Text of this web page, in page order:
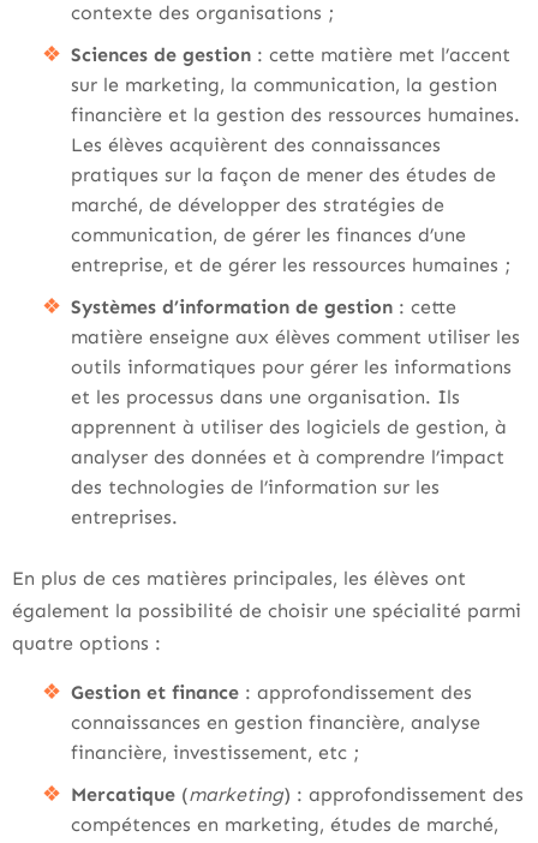
contexte des organisations ;
Sciences de gestion : cette matière met l’accent
sur le marketing, la communication, la gestion
financière et la gestion des ressources humaines.
Les élèves acquièrent des connaissances
pratiques sur la façon de mener des études de
marché, de développer des stratégies de
communication, de gérer les finances d’une
entreprise, et de gérer les ressources humaines ;
Systèmes d’information de gestion : cette
matière enseigne aux élèves comment utiliser les
outils informatiques pour gérer les informations
et les processus dans une organisation. Ils
apprennent à utiliser des logiciels de gestion, à
analyser des données et à comprendre l’impact
des technologies de l’information sur les
entreprises.
En plus de ces matières principales, les élèves ont
également la possibilité de choisir une spécialité parmi
quatre options :
Gestion et finance : approfondissement des
connaissances en gestion financière, analyse
financière, investissement, etc ;
Mercatique (marketing) : approfondissement des
compétences en marketing, études de marché,